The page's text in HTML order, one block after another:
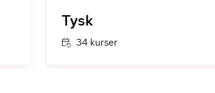
Tysk
34 kurser